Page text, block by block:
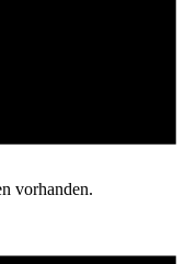
vorhanden.